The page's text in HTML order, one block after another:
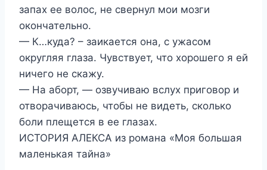
запах ее волос, не свернул мои мозги
окончательно.
— К…куда? – заикается она, с ужасом
округляя глаза. Чувствует, что хорошего я ей
ничего не скажу.
— На аборт, — озвучиваю вслух приговор и
отворачиваюсь, чтобы не видеть, сколько
боли плещется в ее глазах.
ИСТОРИЯ АЛЕКСА из романа «Моя большая
маленькая тайна»